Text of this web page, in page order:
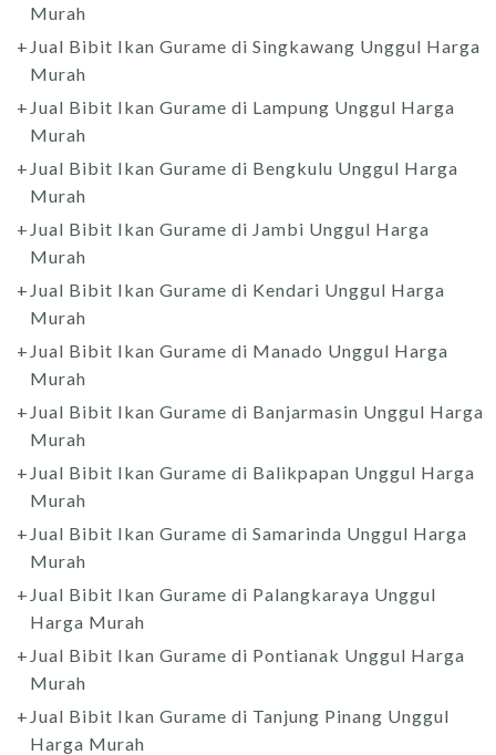
Murah
Jual Bibit Ikan Gurame di Singkawang Unggul Harga
Murah
Jual Bibit Ikan Gurame di Lampung Unggul Harga
Murah
Jual Bibit Ikan Gurame di Bengkulu Unggul Harga
Murah
Jual Bibit Ikan Gurame di Jambi Unggul Harga
Murah
Jual Bibit Ikan Gurame di Kendari Unggul Harga
Murah
Jual Bibit Ikan Gurame di Manado Unggul Harga
Murah
Jual Bibit Ikan Gurame di Banjarmasin Unggul Harga
Murah
Jual Bibit Ikan Gurame di Balikpapan Unggul Harga
Murah
Jual Bibit Ikan Gurame di Samarinda Unggul Harga
Murah
Jual Bibit Ikan Gurame di Palangkaraya Unggul
Harga Murah
Jual Bibit Ikan Gurame di Pontianak Unggul Harga
Murah
Jual Bibit Ikan Gurame di Tanjung Pinang Unggul
Harga Murah